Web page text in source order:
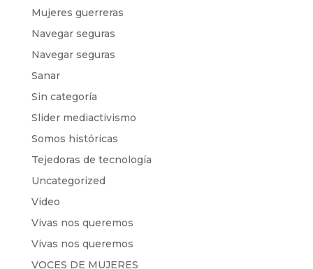
Mujeres guerreras
Navegar seguras
Navegar seguras
Sanar
Sin categoría
Slider mediactivismo
Somos históricas
Tejedoras de tecnología
Uncategorized
Video
Vivas nos queremos
Vivas nos queremos
VOCES DE MUJERES